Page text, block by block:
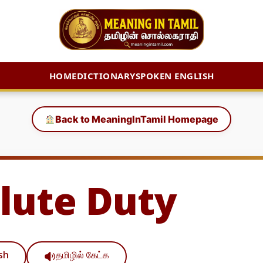
HOMEDICTIONARYSPOKEN ENGLISH
Back to MeaningInTamil Homepage
Duty
தமிழில் கேட்க